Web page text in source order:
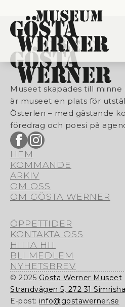
Museet skapades till minne
är museet en plats för
Österlen – med gästande
föredrag och poesi på
HEM
KOMMANDE
ARKIV
OM OSS
OM GÖSTA WERNER
ÖPPETTIDER
KONTAKTA OSS
HITTA HIT
BLI MEDLEM
NYHETSBREV
© 2025 Gösta Werner Museet
Strandvägen 5, 272 31
E-post: info@gostawerner.se